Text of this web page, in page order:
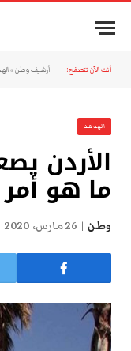
أنت الآن تتصفح: أرشيف وطن »
الهدهد
الأردن
ما هو أمر
وطن 26 مارس، 2020